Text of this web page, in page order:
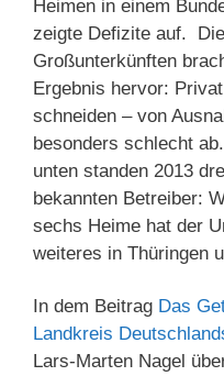
Heimen in einem
zeigte Defizite auf.
Großunterkünften
Ergebnis hervor:
schneiden – von
besonders schlecht
unten standen 2013
bekannten Betreiber:
sechs Heime hat der
weiteres in Thüringen
In dem Beitrag Das
Landkreis
Lars-Marten Nagel